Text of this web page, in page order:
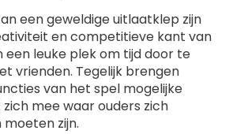
een geweldige uitlaatklep zijn
en competitieve kant van
een leuke plek om tijd door te
vrienden. Tegelijk brengen
van het spel mogelijke
zich mee waar ouders zich
zijn.